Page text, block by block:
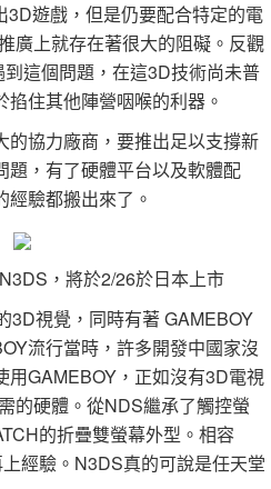
遊戲，但是仍要配合特定的電
廣上就存在著很大的阻礙。反觀
這個問題，在這3D技術尚未普
住其他陣營咽喉的利器。
的協力廠商，要推出足以支撐新
題，有了硬體平台以及軟體配
驗都搬出來了。
，將於2/26於日本上市
3D視覺，同時有著 GAMEBOY
流行當時，許多開發中國家沒
用GAMEBOY，正如沒有3D電視
的硬體。從NDS繼承了觸控螢
的折疊雙螢幕外型。相容
經驗。N3DS真的可說是任天堂